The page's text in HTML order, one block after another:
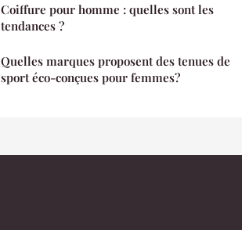
Coiffure pour homme : quelles sont les
tendances ?
Quelles marques proposent des tenues de
sport éco-conçues pour femmes?